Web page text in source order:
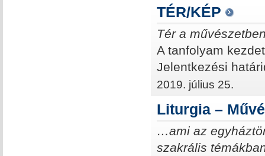
TÉR/KÉP
Tér a
A tanfolyam
Jelentkezési
2019. július 25.
Liturgia –
…ami az
szakrális